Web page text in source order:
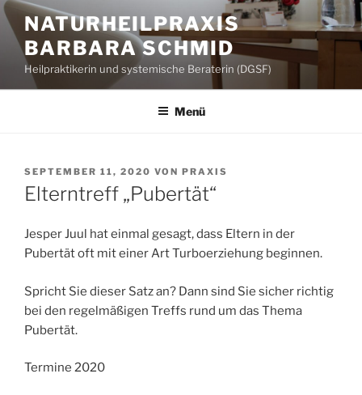
Zum
Inhalt
springen
NATURHEILPRAXIS
BARBARA SCHMID
Heilpraktikerin und systemische Beraterin (DGSF)
Menü
VERÖFFENTLICHT
AM
SEPTEMBER 11, 2020 VON PRAXIS
Elterntreff „Pubertät“
Jesper Juul hat einmal gesagt, dass Eltern in der
Pubertät oft mit einer Art Turboerziehung beginnen.
Spricht Sie dieser Satz an? Dann sind Sie sicher richtig
bei den regelmäßigen Treffs rund um das Thema
Pubertät.
Termine 2020